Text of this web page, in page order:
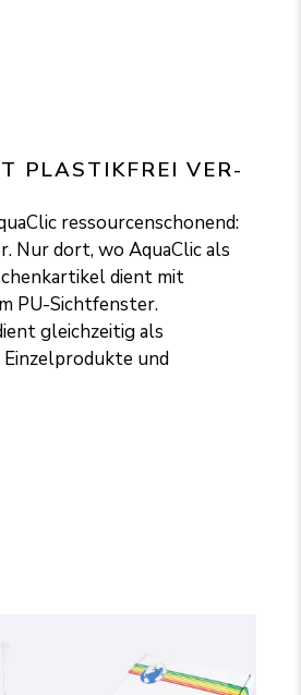
PLAS­TIK­FREI VER­
ressourcenschonend:
Nur dort, wo AquaClic als
dient mit
PU-Sichtfenster.
gleichzeitig als
und